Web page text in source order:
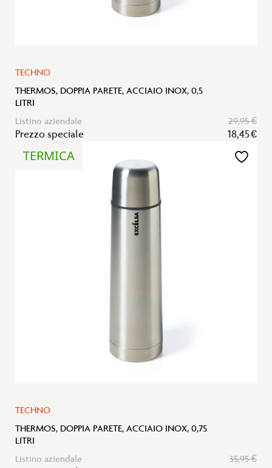
TECHNO
THERMOS, DOPPIA PARETE, ACCIAIO INOX, 0,5
LITRI
Listino aziendale
29,95 €
Prezzo speciale 18,45 €
TERMICA
TECHNO
THERMOS, DOPPIA PARETE, ACCIAIO INOX, 0,75
LITRI
Listino aziendale
35,95 €
Aggiungi